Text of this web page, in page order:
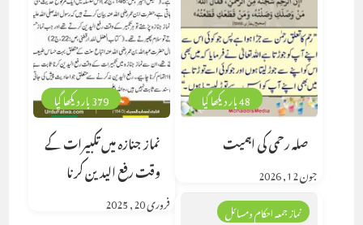
379 بار دیکھا گیا
نماز جنازہ میں تکبیرات کے
وقت رفع الیدین کرنا
فروری 20, 2025
48 بار دیکھا گیا
صلہ رحمی کی اہمیت
جون 12, 2026
نماز جمعہ احکام ومسائل